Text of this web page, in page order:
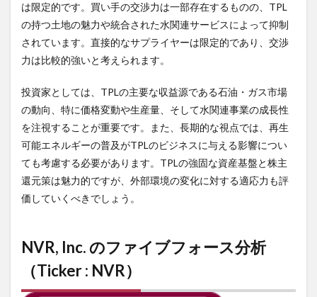
は限定的です。買い手の交渉力は一部存在するものの、TPL
の持つ土地の魅力や統合された水関連サービスによって抑制
されています。直接的なサプライヤーは限定的であり、交渉
力は比較的強いと考えられます。
投資家としては、TPLの主要な収益源である石油・ガス市場
の動向、特に価格変動や生産量、そして水関連事業の成長性
を注視することが重要です。また、長期的な視点では、再生
可能エネルギーの普及がTPLのビジネスに与える影響につい
ても考慮する必要があります。TPLの強固な資産基盤と株主
還元策は魅力的ですが、外部環境の変化に対する適応力も評
価していくべきでしょう。
NVR, Inc.のファイブフォース分析
（Ticker : NVR）